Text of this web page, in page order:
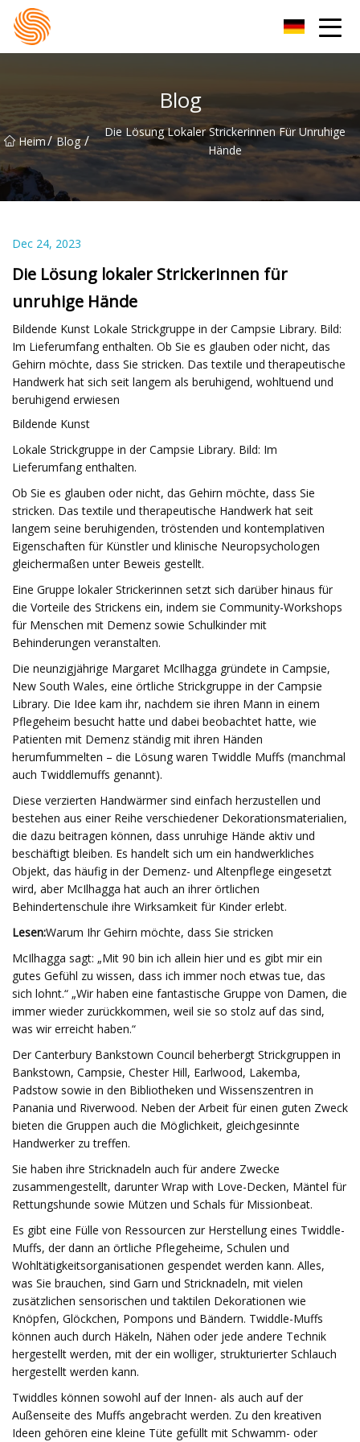
Blog
Heim/ Blog /
Die Lösung Lokaler Strickerinnen Für Unruhige
Hände
Dec 24, 2023
Die Lösung lokaler Strickerinnen für
unruhige Hände
Bildende Kunst Lokale Strickgruppe in der Campsie Library. Bild:
Im Lieferumfang enthalten. Ob Sie es glauben oder nicht, das
Gehirn möchte, dass Sie stricken. Das textile und therapeutische
Handwerk hat sich seit langem als beruhigend, wohltuend und
beruhigend erwiesen
Bildende Kunst
Lokale Strickgruppe in der Campsie Library. Bild: Im
Lieferumfang enthalten.
Ob Sie es glauben oder nicht, das Gehirn möchte, dass Sie
stricken. Das textile und therapeutische Handwerk hat seit
langem seine beruhigenden, tröstenden und kontemplativen
Eigenschaften für Künstler und klinische Neuropsychologen
gleichermaßen unter Beweis gestellt.
Eine Gruppe lokaler Strickerinnen setzt sich darüber hinaus für
die Vorteile des Strickens ein, indem sie Community-Workshops
für Menschen mit Demenz sowie Schulkinder mit
Behinderungen veranstalten.
Die neunzigjährige Margaret McIlhagga gründete in Campsie,
New South Wales, eine örtliche Strickgruppe in der Campsie
Library. Die Idee kam ihr, nachdem sie ihren Mann in einem
Pflegeheim besucht hatte und dabei beobachtet hatte, wie
Patienten mit Demenz ständig mit ihren Händen
herumfummelten – die Lösung waren Twiddle Muffs (manchmal
auch Twiddlemuffs genannt).
Diese verzierten Handwärmer sind einfach herzustellen und
bestehen aus einer Reihe verschiedener Dekorationsmaterialien,
die dazu beitragen können, dass unruhige Hände aktiv und
beschäftigt bleiben. Es handelt sich um ein handwerkliches
Objekt, das häufig in der Demenz- und Altenpflege eingesetzt
wird, aber McIlhagga hat auch an ihrer örtlichen
Behindertenschule ihre Wirksamkeit für Kinder erlebt.
Lesen:Warum Ihr Gehirn möchte, dass Sie stricken
McIlhagga sagt: „Mit 90 bin ich allein hier und es gibt mir ein
gutes Gefühl zu wissen, dass ich immer noch etwas tue, das
sich lohnt.“ „Wir haben eine fantastische Gruppe von Damen, die
immer wieder zurückkommen, weil sie so stolz auf das sind,
was wir erreicht haben.“
Der Canterbury Bankstown Council beherbergt Strickgruppen in
Bankstown, Campsie, Chester Hill, Earlwood, Lakemba,
Padstow sowie in den Bibliotheken und Wissenszentren in
Panania und Riverwood. Neben der Arbeit für einen guten Zweck
bieten die Gruppen auch die Möglichkeit, gleichgesinnte
Handwerker zu treffen.
Sie haben ihre Stricknadeln auch für andere Zwecke
zusammengestellt, darunter Wrap with Love-Decken, Mäntel für
Rettungshunde sowie Mützen und Schals für Missionbeat.
Es gibt eine Fülle von Ressourcen zur Herstellung eines Twiddle-
Muffs, der dann an örtliche Pflegeheime, Schulen und
Wohltätigkeitsorganisationen gespendet werden kann. Alles,
was Sie brauchen, sind Garn und Stricknadeln, mit vielen
zusätzlichen sensorischen und taktilen Dekorationen wie
Knöpfen, Glöckchen, Pompons und Bändern. Twiddle-Muffs
können auch durch Häkeln, Nähen oder jede andere Technik
hergestellt werden, mit der ein wolliger, strukturierter Schlauch
hergestellt werden kann.
Twiddles können sowohl auf der Innen- als auch auf der
Außenseite des Muffs angebracht werden. Zu den kreativen
Ideen gehören eine kleine Tüte gefüllt mit Schwamm- oder